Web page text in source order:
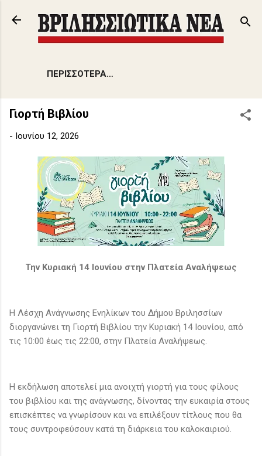
Μετάβαση στο κύριο περιεχόμενο
ΠΕΡΙΣΣΌΤΕΡΑ…
Γιορτή Βιβλίου
- Ιουνίου 12, 2026
Την Κυριακή 14 Ιουνίου στην Πλατεία Αναλήψεως
Η Λέσχη Ανάγνωσης Ενηλίκων του Δήμου Βριλησσίων
διοργανώνει τη Γιορτή Βιβλίου την Κυριακή 14 Ιουνίου, από
τις 10:00 έως τις 22:00, στην Πλατεία Αναλήψεως.
Η εκδήλωση αποτελεί μια ανοιχτή γιορτή για τους φίλους
του βιβλίου και της ανάγνωσης, δίνοντας την ευκαιρία στους
επισκέπτες να γνωρίσουν και να επιλέξουν τίτλους που θα
τους συντροφεύσουν κατά τη διάρκεια του καλοκαιριού.